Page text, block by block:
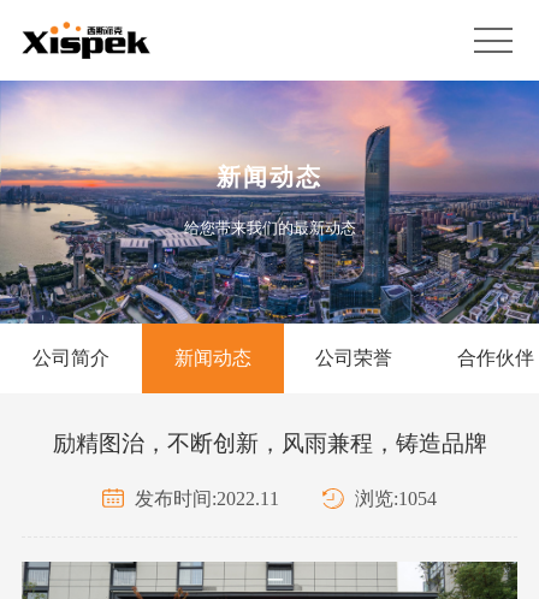
新闻动态
给您带来我们的最新动态
公司简介 新闻动态 公司荣誉 合作伙伴
励精图治，不断创新，风雨兼程，铸造品牌
发布时间:2022.11 浏览:1054